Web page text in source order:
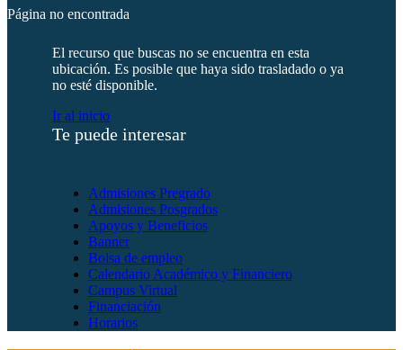
Página no encontrada
El recurso que buscas no se encuentra en esta
ubicación. Es posible que haya sido trasladado o ya
no esté disponible.
Ir al inicio
Te puede interesar
Admisiones Pregrado
Admisiones Posgrados
Apoyos y Beneficios
Banner
Bolsa de empleo
Calendario Académico y Financiero
Campus Virtual
Financiación
Horarios